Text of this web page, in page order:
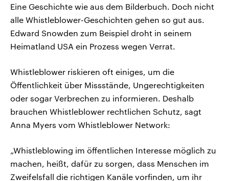
Eine Geschichte wie aus dem Bilderbuch. Doch nicht
alle Whistleblower-Geschichten gehen so gut aus.
Edward Snowden zum Beispiel droht in seinem
Heimatland USA ein Prozess wegen Verrat.
Whistleblower riskieren oft einiges, um die
Öffentlichkeit über Missstände, Ungerechtigkeiten
oder sogar Verbrechen zu informieren. Deshalb
brauchen Whistleblower rechtlichen Schutz, sagt
Anna Myers vom Whistleblower Network:
„Whistleblowing im öffentlichen Interesse möglich zu
machen, heißt, dafür zu sorgen, dass Menschen im
Zweifelsfall die richtigen Kanäle vorfinden, um ihr